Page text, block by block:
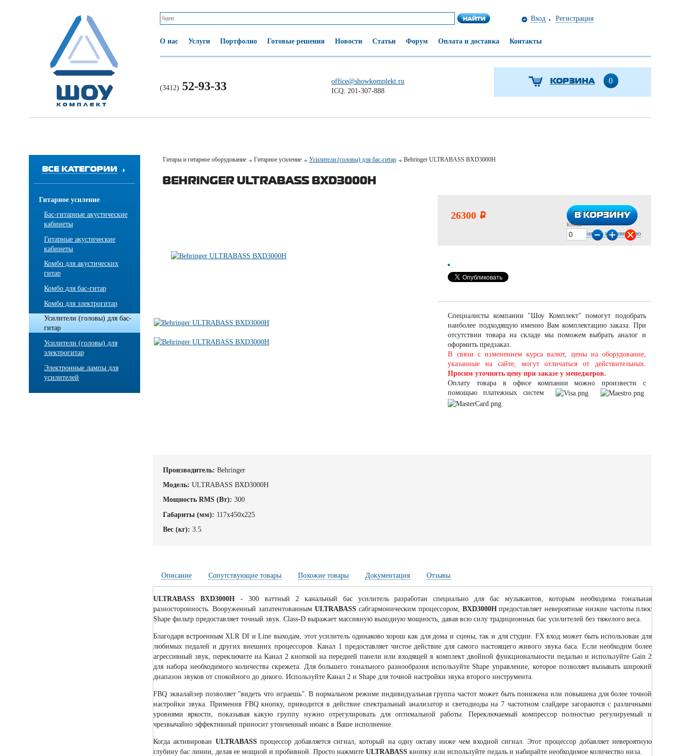
Вход Регистрация
О нас Услуги Портфолио Готовые решения Новости Статьи Форум Оплата и доставка Контакты
(3412) 52-93-33
office@showkomplekt.ru
ICQ: 201-307-888
КОРЗИНА 0
ВСЕ КАТЕГОРИИ
Гитарное усиление
Бас-гитарные акустические
кабинеты
Гитарные акустические
кабинеты
Комбо для акустических
гитар
Комбо для бас-гитар
Комбо для электрогитар
Усилители (головы) для бас-
гитар
Усилители (головы) для
электрогитар
Электронные лампы для
усилителей
Гитары и гитарное оборудование Гитарное усиление Усилители (головы) для бас-гитар Behringer ULTRABASS BXD3000H
BEHRINGER ULTRABASS BXD3000H
26300 i В КОРЗИНУ
В КОРЗИНУ
Кол-во
Добавить к сравнению
Специалисты компании "Шоу Комплект" помогут подобрать
наиболее подходящую именно Вам комплектацию заказа. При
отсутствии товара на складе мы поможем выбрать аналог и
оформить предзаказ.
В связи с изменением курса валют, цены на оборудование,
указанные на сайте, могут отличаться от действительных.
Просим уточнять цену при заказе у менеджеров.
Оплату товара в офисе компании можно произвести с
помощью платежных систем
Производитель: Behringer
Модель: ULTRABASS BXD3000H
Мощность RMS (Вт): 300
Габариты (мм): 117х450х225
Вес (кг): 3.5
Описание Сопутствующие товары Похожие товары Документация Отзывы
ULTRABASS BXD3000H - 300 ваттный 2 канальный бас усилитель разработан специально для бас музыкантов, которым необходима тональная
разносторонность. Вооруженный запатентованным ULTRABASSсабгармоническим процессором, BXD3000Hпредоставляет невероятные низкие частоты плюс
Shape фильтр предоставляет точный звук. Class-D выражает массивную выходную мощность, давая всю силу традиционных бас усилителей без тяжелого веса.
Благодаря встроенным XLR DI и Line выходам, этот усилитель одинаково хорош как для дома и сцены, так и для студии. FX вход может быть использован для
любимых педалей и других внешних процессоров. Канал 1 предоставляет чистое действие для самого настоящего живого звука баса. Если необходим более
агрессивный звук, переключите на Канал 2 кнопкой на передней панели или входящей в комплект двойной функциональности педалью и используйте Gain 2
для набора необходимого количества скрежета. Для большего тонального разнообразия используйте Shape управление, которое позволяет вызывать широкий
диапазон звуков от спокойного до дикого. Используйте Канал 2 и Shape для точной настройки звука второго инструмента.
FBQ эквалайзер позволяет "видеть что играешь". В нормальном режиме индивидуальная группа частот может быть понижена или повышена для более точной
настройки звука. Применив FBQ кнопку, приводится в действие спектральный анализатор и светодиоды на 7 частотном слайдере загораются с различными
уровнями яркости, показывая какую группу нужно отрегулировать для оптимальной работы. Переключаемый компрессор полностью регулируемый и
чрезвычайно эффективный приносит утонченный нюанс в Ваше исполнение.
Когда активирован ULTRABASSпроцессор добавляется сигнал, который на одну октаву ниже чем входной сигнал. Этот процессор добавляет невероятную
глубину бас линии, делая ее мощной и пробивной. Просто нажмитеULTRABASS кнопку или используйте педаль и набирайте необходимое количество низа.